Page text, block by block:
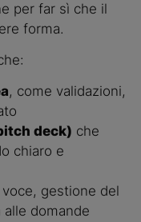
per far sì che il
forma.
, come validazioni,
deck) che
chiaro e
gestione del
domande